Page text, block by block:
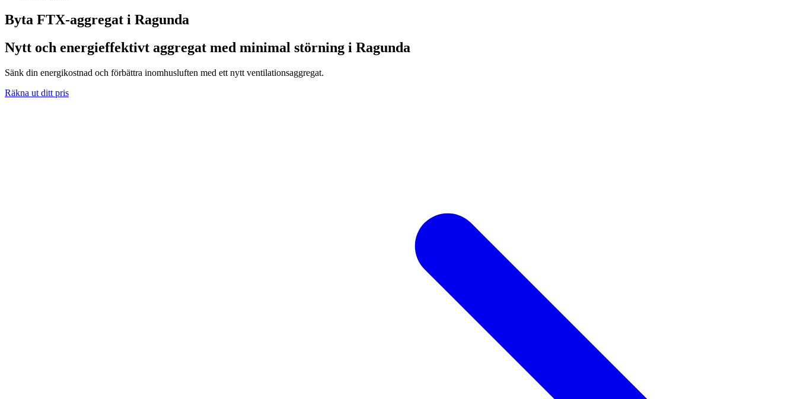
Byta FTX-aggregat i Ragunda
Nytt och energieffektivt aggregat med minimal störning i Ragunda
Sänk din energikostnad och förbättra inomhusluften med ett nytt ventilationsaggregat.
Räkna ut ditt pris